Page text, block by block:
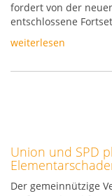
fordert von der
entschlossene
weiterlesen
Union und SPD
Der gemeinnützige